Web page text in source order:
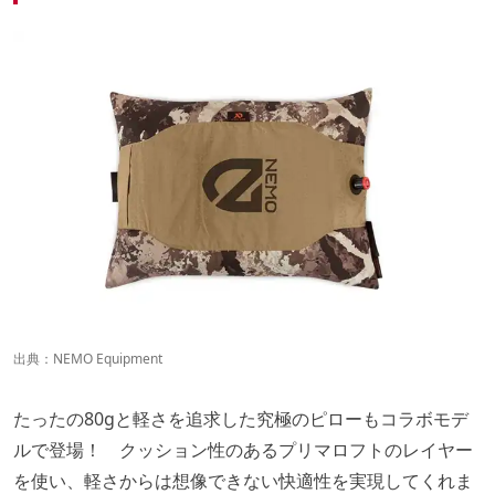
出典： NEMO Equipment
たったの80gと軽さを追求した究極のピローもコラボモデ
ルで登場！ クッション性のあるプリマロフトのレイヤー
を使い、軽さからは想像できない快適性を実現してくれま